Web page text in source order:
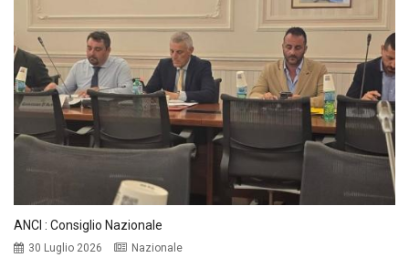
ANCI : Consiglio Nazionale
30 Luglio 2026 Nazionale